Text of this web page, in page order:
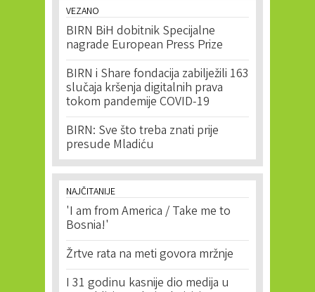
VEZANO
BIRN BiH dobitnik Specijalne
nagrade European Press Prize
BIRN i Share fondacija zabilježili 163
slučaja kršenja digitalnih prava
tokom pandemije COVID-19
BIRN: Sve što treba znati prije
presude Mladiću
NAJČITANIJE
'I am from America / Take me to
Bosnia!'
Žrtve rata na meti govora mržnje
I 31 godinu kasnije dio medija u